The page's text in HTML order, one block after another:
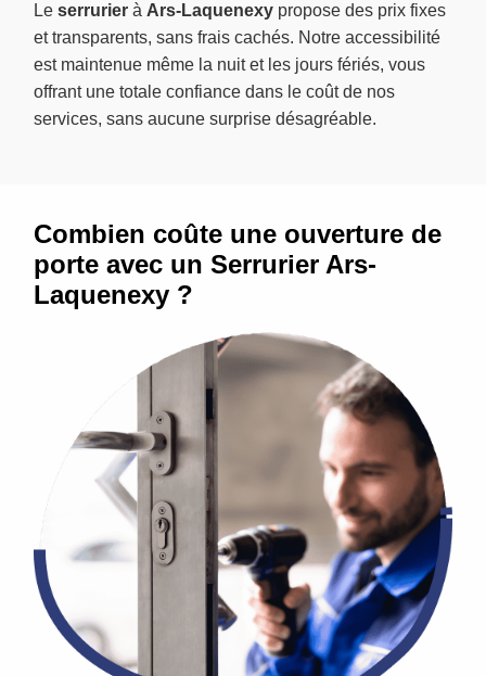
Le serrurier à Ars-Laquenexy propose des prix fixes
et transparents, sans frais cachés. Notre accessibilité
est maintenue même la nuit et les jours fériés, vous
offrant une totale confiance dans le coût de nos
services, sans aucune surprise désagréable.
Combien coûte une ouverture de
porte avec un Serrurier Ars-
Laquenexy ?